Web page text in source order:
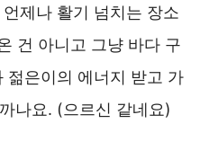
제나 활기 넘치는 장소
건 아니고 그냥 바다 구
젊은이의 에너지 받고 가
나요. (으르신 같네요)